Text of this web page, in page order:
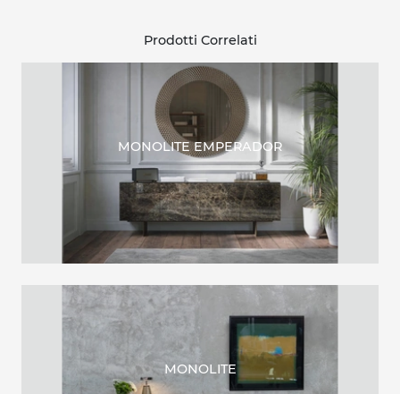
Prodotti Correlati
MONOLITE EMPERADOR
MONOLITE